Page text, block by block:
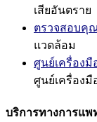
เสียอันตราย
ตรวจสอบคุ
แวดล้อม
ศูนย์เครื่องมื
ศูนย์เครื่องมื
บริการทางการแพ